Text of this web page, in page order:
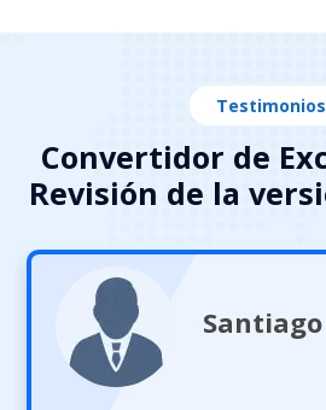
Testimonios
Convertidor de
Revisión de la
Santiago